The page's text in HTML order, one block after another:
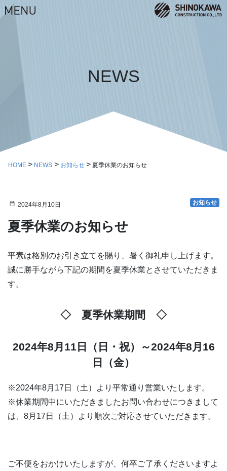
NEWS
HOME NEWS お知らせ 夏季休業のお知らせ
2024年8月10日 お知らせ
夏季休業のお知らせ
平素は格別のお引き立てを賜り、暑く御礼申し上げます。
誠に勝手ながら下記の期間を夏季休業とさせていただきま
す。
◇ 夏季休業期間 ◇
2024年8月11日（日・祝）～2024年8月16
日（金）
※2024年8月17日（土）より平常通り営業いたします。
※休業期間中にいただきましたお問い合わせにつきまして
は、8月17日（土）より順次ご対応させていただきます。
ご不便をおかけいたしますが、何卒ご了承くださいますよ